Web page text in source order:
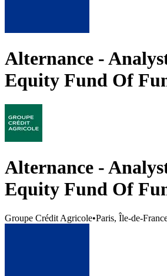
Alternance -
Equity Fund Of
Alternance -
Equity Fund Of
Groupe Crédit Agricole•Paris, Île-de-